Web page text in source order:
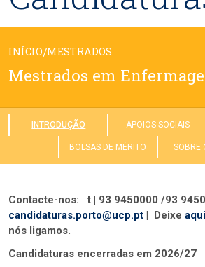
INÍCIO/MESTRADOS
Mestrados em
INTRODUÇÃO APOIOS SOCIAIS
BOLSAS DE MÉRITO SOBRE
Contacte-nos: t | 93 9450000 /93
candidaturas.porto@ucp.pt | Deixe aqui
nós ligamos.
Candidaturas encerradas em 2026/27